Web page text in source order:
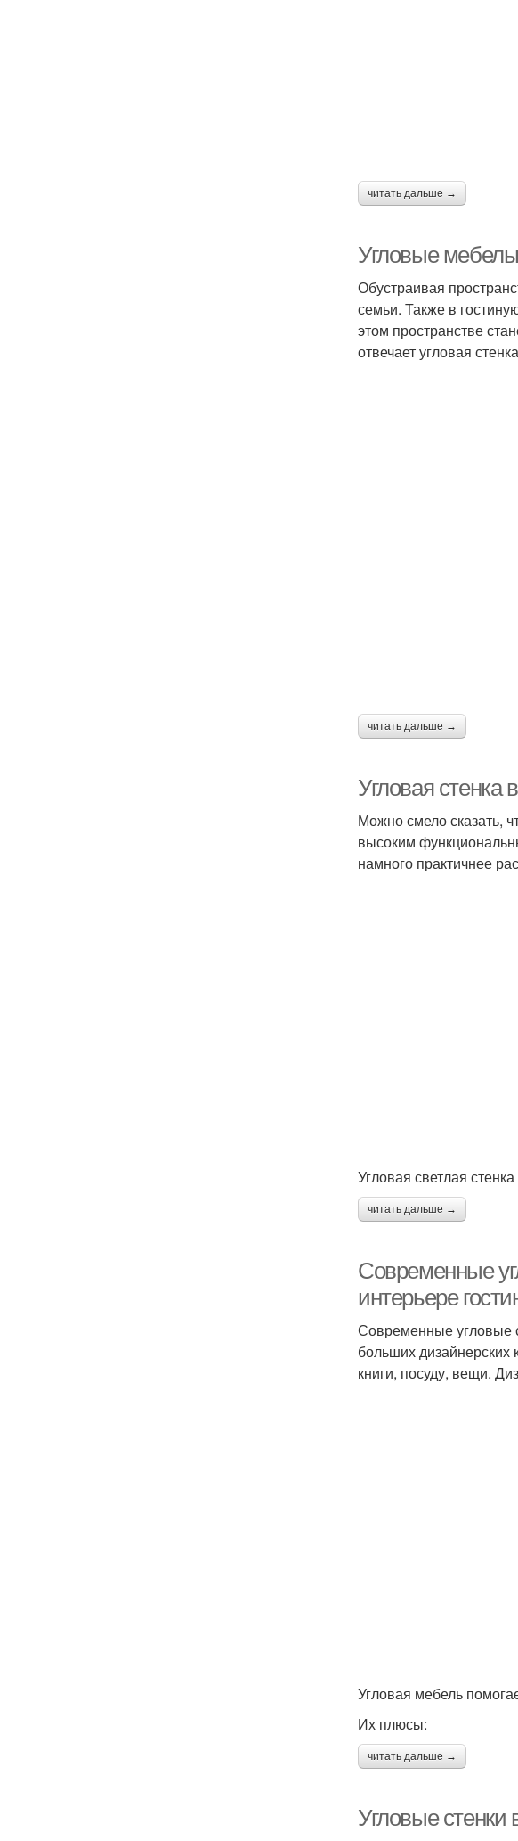
читать дальше →
Угловые
Обустраивая
семьи. Также в
этом пространстве
отвечает угловая
читать дальше →
Угловая стенка
Можно смело сказать,
высоким
намного практичнее
Угловая светлая
читать дальше →
Современные
интерьере
Современные угловые
больших дизайнерских
книги, посуду, вещи.
Угловая мебель
Их плюсы:
читать дальше →
Угловые